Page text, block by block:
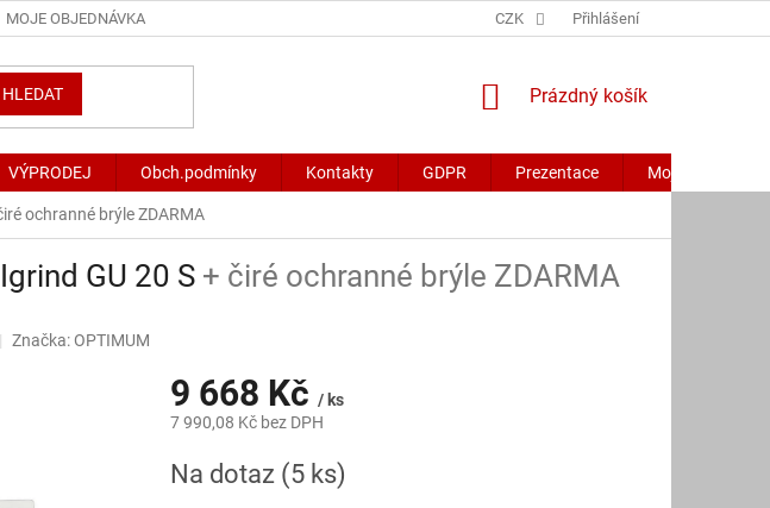
MOJE OBJEDNÁVKA CZK Přihlášení
HLEDAT
NÁKUPNÍ
Prázdný košík
VÝPRODEJ Obch.podmínky Kontakty GDPR Prezentace Moje
ochranné brýle ZDARMA
GU 20 S + čiré ochranné brýle ZDARMA
Značka: OPTIMUM
9 668 Kč / ks
7 990,08 Kč bez DPH
cena:
Na dotaz (5 ks)